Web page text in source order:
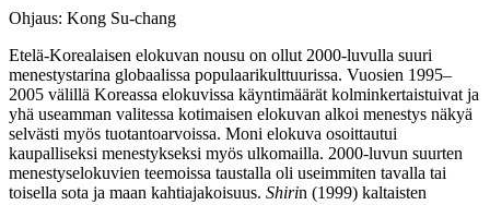
Ohjaus: Kong Su-chang
Etelä-Korealaisen elokuvan nousu on ollut 2000‑luvulla suuri
menestystarina globaalissa populaarikulttuurissa. Vuosien 1995–
2005 välillä Koreassa elokuvissa käyntimäärät kolminkertaistuivat ja
yhä useamman valitessa kotimaisen elokuvan alkoi menestys näkyä
selvästi myös tuotantoarvoissa. Moni elokuva osoittautui
kaupalliseksi menestykseksi myös ulkomailla. 2000‑luvun suurten
menestyselokuvien teemoissa taustalla oli useimmiten tavalla tai
toisella sota ja maan kahtiajakoisuus. Shirin (1999) kaltaisten